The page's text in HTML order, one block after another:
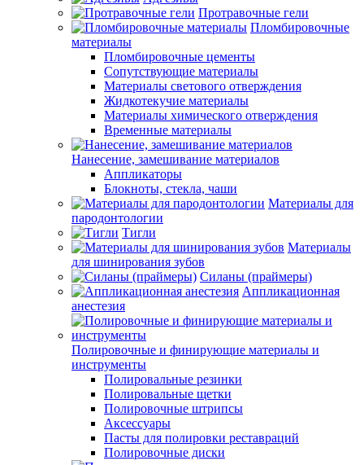
Протравочные гели
Пломбировочные
материалы
Пломбировочные цементы
Сопутствующие материалы
Материалы светового отверждения
Жидкотекучие материалы
Материалы химического отверждения
Временные материалы
Нанесение, замешивание материалов
Аппликаторы
Блокноты, стекла, чаши
Материалы для
пародонтологии
Тигли
Материалы
для шинирования зубов
Силаны (праймеры)
Аппликационная
анестезия
Полировочные и финирующие материалы и
инструменты
Полировальные резинки
Полировальные щетки
Полировочные штрипсы
Аксессуары
Пасты для полировки реставраций
Полировочные диски